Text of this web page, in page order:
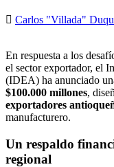
Carlos "Villada"
En respuesta a los
el sector exportador, el
(IDEA) ha anunciado
$100.000 millones,
exportadores
manufacturero.
Un respaldo
regional